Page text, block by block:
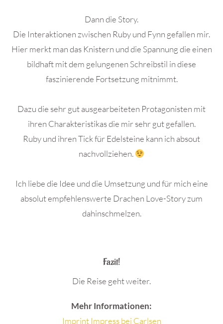
Dann die Story.
Die Interaktionen zwischen Ruby und Fynn gefallen mir.
Hier merkt man das Knistern und die Spannung die einen
bildhaft mit dem gelungenen Schreibstil in diese
faszinierende Fortsetzung mitnimmt.
Dazu die sehr gut ausgearbeiteten Protagonisten mit
ihren Charakteristikas die mir sehr gut gefallen.
Ruby und ihren Tick für Edelsteine kann ich absout
nachvollziehen.
Ich liebe die Idee und die Umsetzung und für mich eine
absolut empfehlenswerte Drachen Love-Story zum
dahinschmelzen.
Fazit!
Die Reise geht weiter.
Mehr Informationen:
Imprint Impress bei Carlsen